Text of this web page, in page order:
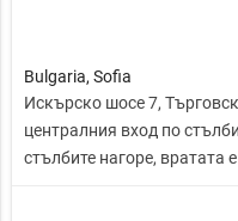
Bulgaria, Sofia
Искърско шосе 7,
централния вход по
стълбите нагоре, вратата